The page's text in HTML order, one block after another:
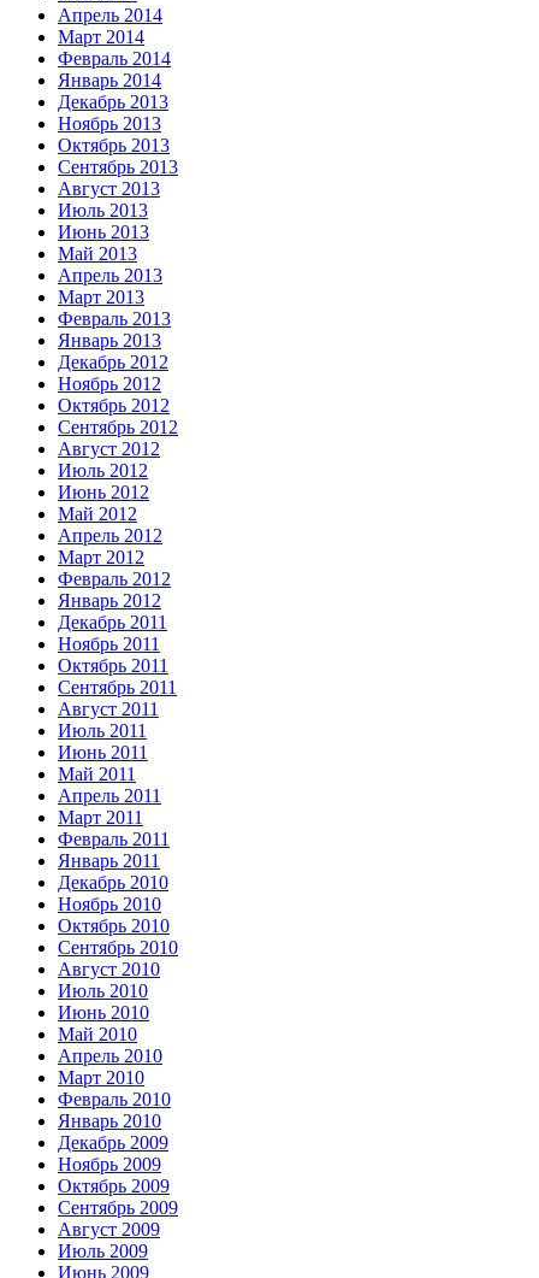
Апрель 2014
Март 2014
Февраль 2014
Январь 2014
Декабрь 2013
Ноябрь 2013
Октябрь 2013
Сентябрь 2013
Август 2013
Июль 2013
Июнь 2013
Май 2013
Апрель 2013
Март 2013
Февраль 2013
Январь 2013
Декабрь 2012
Ноябрь 2012
Октябрь 2012
Сентябрь 2012
Август 2012
Июль 2012
Июнь 2012
Май 2012
Апрель 2012
Март 2012
Февраль 2012
Январь 2012
Декабрь 2011
Ноябрь 2011
Октябрь 2011
Сентябрь 2011
Август 2011
Июль 2011
Июнь 2011
Май 2011
Апрель 2011
Март 2011
Февраль 2011
Январь 2011
Декабрь 2010
Ноябрь 2010
Октябрь 2010
Сентябрь 2010
Август 2010
Июль 2010
Июнь 2010
Май 2010
Апрель 2010
Март 2010
Февраль 2010
Январь 2010
Декабрь 2009
Ноябрь 2009
Октябрь 2009
Сентябрь 2009
Август 2009
Июль 2009
Июнь 2009